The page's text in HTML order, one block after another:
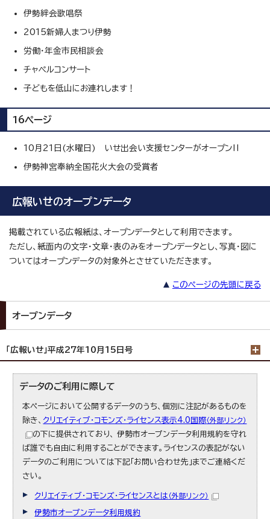
伊勢絆会歌唱祭
2015新婦人まつり伊勢
労働・年金市民相談会
チャペルコンサート
子どもを低山にお連れします！
16ページ
10月21日(水曜日) いせ出会い支援センターがオープン‼
伊勢神宮奉納全国花火大会の受賞者
広報いせのオープンデータ
掲載されている広報紙は、オープンデータとして利用できます。
ただし、紙面内の文字・文章・表のみをオープンデータとし、写真・図に
ついてはオープンデータの対象外とさせていただきます。
このページの先頭に戻る
オープンデータ
「広報いせ」平成27年10月15日号
データのご利用に際して
本ページにおいて公開するデータのうち、個別に注記があるものを
除き、 クリエイティブ・コモンズ・ライセンス表示4.0国際（外部リンク）
の下に提供されており、 伊勢市オープンデータ利用規約を守れ
ば誰でも自由に利用することができます。ライセンスの表記がない
データのご利用については下記「お問い合わせ先」までご連絡くだ
さい。
クリエイティブ・コモンズ・ライセンスとは （外部リンク）
伊勢市オープンデータ利用規約